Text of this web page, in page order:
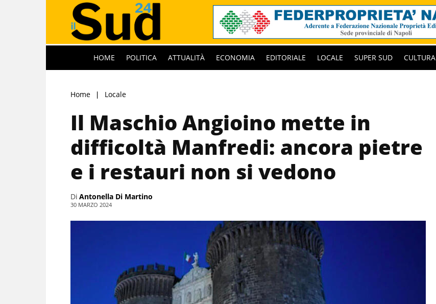
HOME POLITICA ATTUALITÀ ECONOMIA EDITORIALE LOCALE SUPER SUD CULTURA
Home Locale
Il Maschio Angioino mette in
difficoltà Manfredi: ancora pietre
e i restauri non si vedono
Di Antonella Di Martino
30 MARZO 2024